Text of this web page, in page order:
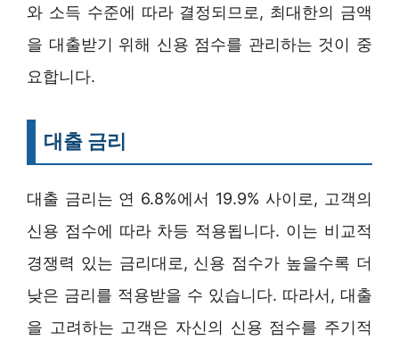
와 소득 수준에 따라 결정되므로, 최대한의 금액
을 대출받기 위해 신용 점수를 관리하는 것이 중
요합니다.
대출 금리
대출 금리는 연 6.8%에서 19.9% 사이로, 고객의
신용 점수에 따라 차등 적용됩니다. 이는 비교적
경쟁력 있는 금리대로, 신용 점수가 높을수록 더
낮은 금리를 적용받을 수 있습니다. 따라서, 대출
을 고려하는 고객은 자신의 신용 점수를 주기적